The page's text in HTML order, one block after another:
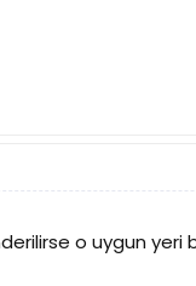
o uygun